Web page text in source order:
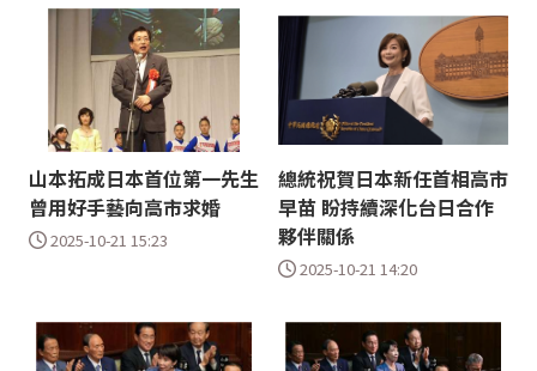
山本拓成日本首位第一先生
曾用好手藝向高市求婚
2025-10-21 15:23
總統祝賀日本新任首相高市
早苗 盼持續深化台日合作
夥伴關係
2025-10-21 14:20